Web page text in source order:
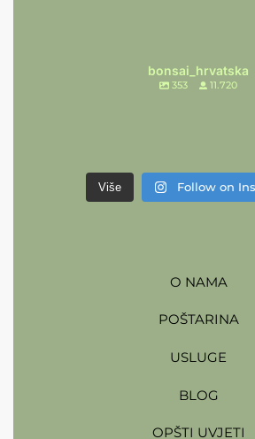
bonsai_hrvatska
353 11.720
Više Follow on
O NAMA
POŠTARINA
USLUGE
BLOG
OPŠTI UVJETI